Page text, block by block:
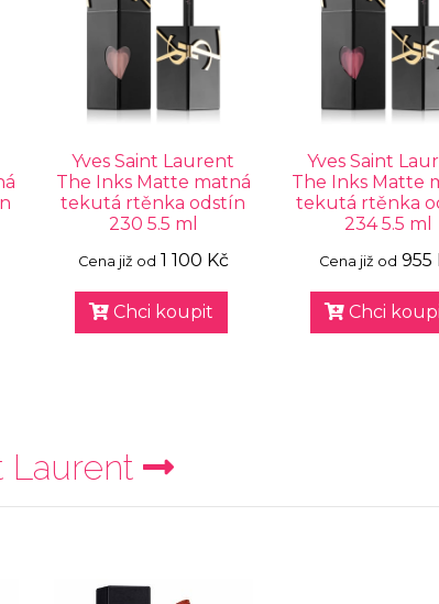
Yves Saint Laurent
The Inks Matte matná
tekutá rtěnka odstín
230 5.5 ml
Cena již od 1 100 Kč
Chci koupit
Yves Saint
The Inks Matte
tekutá rtěnka
234 5.5 ml
Cena již od 955
Chci
Laurent